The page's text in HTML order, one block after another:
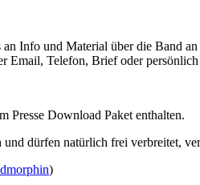
Info und Material über die Band
Email, Telefon, Brief oder persönlich
Presse Download Paket enthalten.
dürfen natürlich frei verbreitet,
)